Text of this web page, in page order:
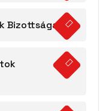
Bizottsága